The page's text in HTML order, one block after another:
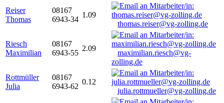
Reiser
Thomas
08167
6943-34
1.09
thomas.reiser@vg-zolling.de
Riesch
Maximilian
08167
6943-55
2.09
maximilian.riesch@vg-
zolling.de
Rottmüller
Julia
08167
6943-62
0.12
julia.rottmueller@vg-zolling.de